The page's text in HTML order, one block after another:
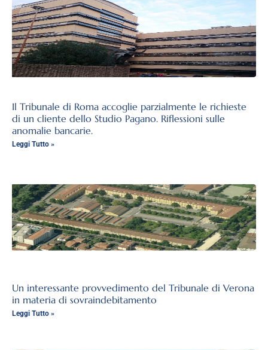
Il Tribunale di Roma accoglie parzialmente le richieste
di un cliente dello Studio Pagano. Riflessioni sulle
anomalie bancarie.
Leggi Tutto »
Un interessante provvedimento del Tribunale di Verona
in materia di sovraindebitamento
Leggi Tutto »